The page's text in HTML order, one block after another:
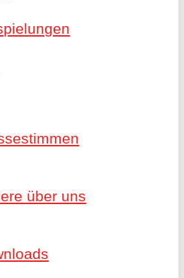
über uns